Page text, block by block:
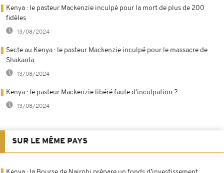
Kenya : le pasteur Mackenzie inculpé pour la mort de plus de 200
fidèles
13/08/2024
Secte au Kenya : le pasteur Mackenzie inculpé pour le massacre de
Shakaola
13/08/2024
Kenya : le pasteur Mackenzie libéré faute d'inculpation ?
13/08/2024
SUR LE MÊME PAYS